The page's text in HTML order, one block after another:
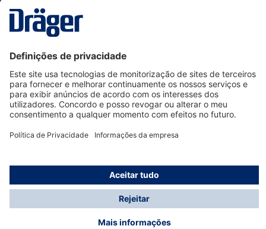
Serviço de Apoio ao Cliente Dräger
Utilização da loja
Informações
© Dräger Portugal, Lda, 2024
* Todos os preços excl. IVA mais
possíveis taxas de entrega, se não for indicado o